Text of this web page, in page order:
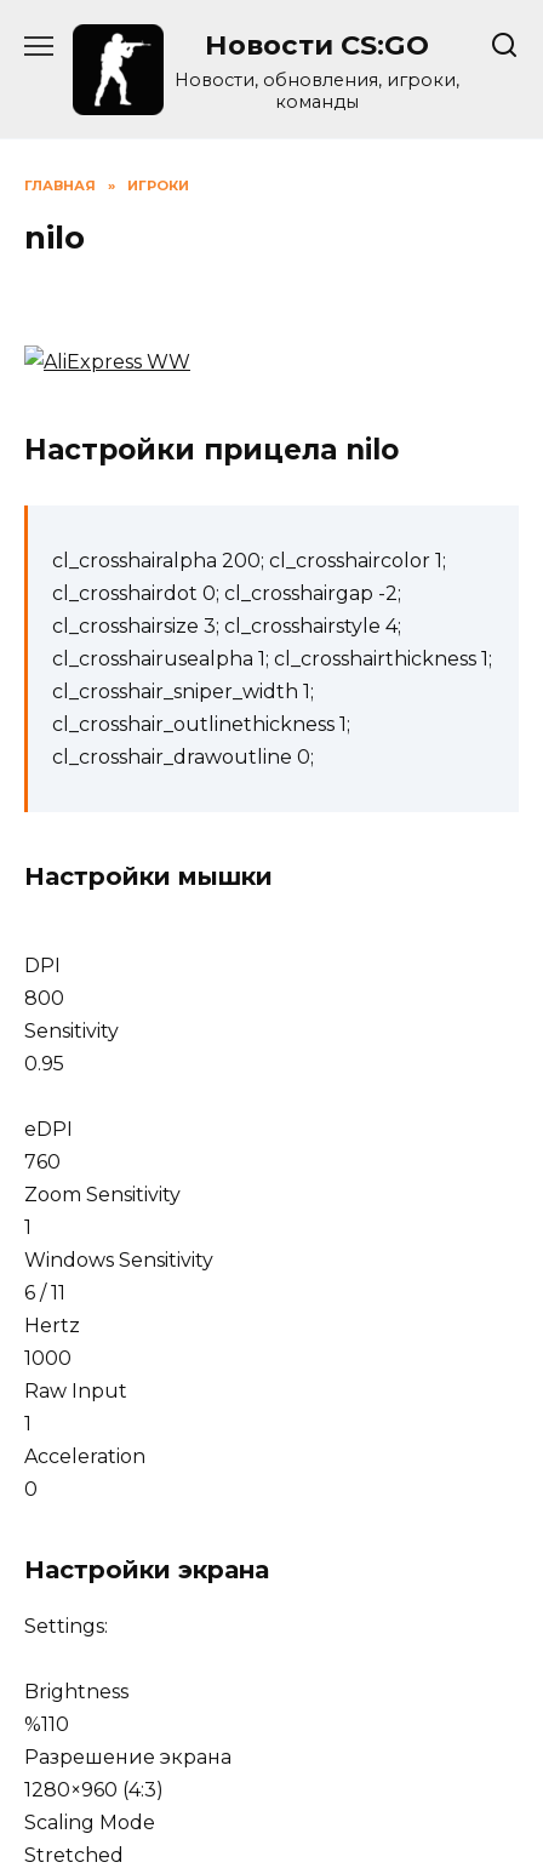
Новости CS:GO
Новости, обновления, игроки,
команды
ГЛАВНАЯ » ИГРОКИ
nilo
Настройки прицела nilo
cl_crosshairalpha 200; cl_crosshaircolor 1;
cl_crosshairdot 0; cl_crosshairgap -2;
cl_crosshairsize 3; cl_crosshairstyle 4;
cl_crosshairusealpha 1; cl_crosshairthickness 1;
cl_crosshair_sniper_width 1;
cl_crosshair_outlinethickness 1;
cl_crosshair_drawoutline 0;
Настройки мышки
DPI
800
Sensitivity
0.95
eDPI
760
Zoom Sensitivity
1
Windows Sensitivity
6 / 11
Hertz
1000
Raw Input
1
Acceleration
0
Настройки экрана
Settings:
Brightness
%110
Разрешение экрана
1280×960 (4:3)
Scaling Mode
Stretched